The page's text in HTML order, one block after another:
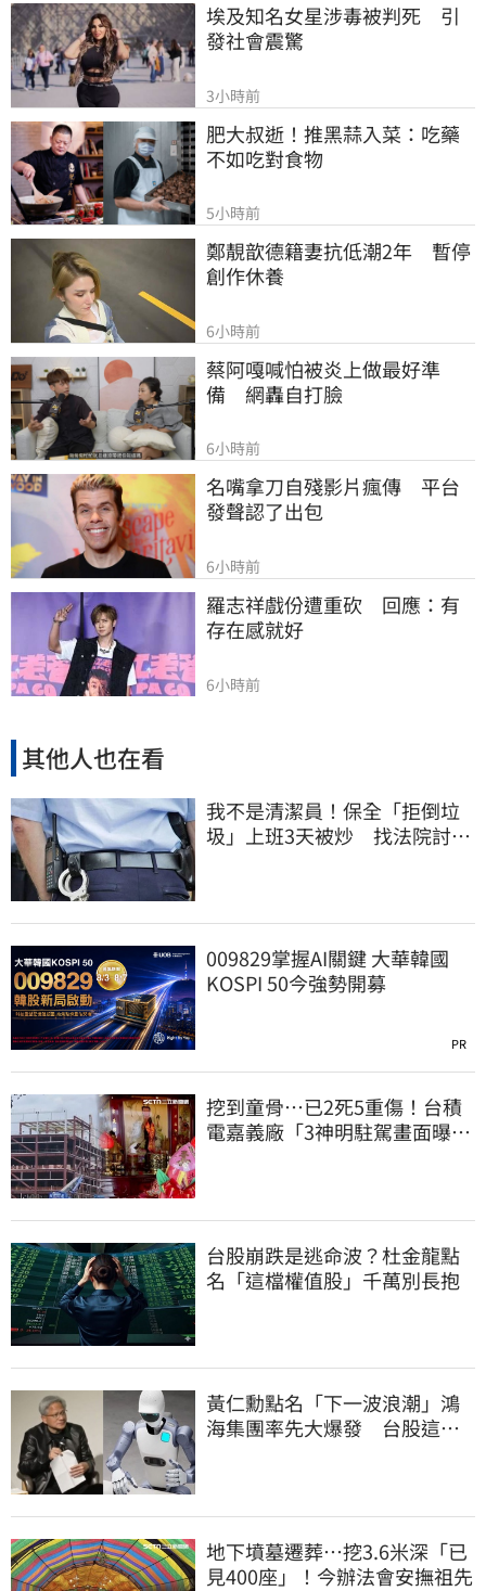
埃及知名女星涉毒被判死　引
發社會震驚
3小時前
肥大叔逝！推黑蒜入菜：吃藥
不如吃對食物
5小時前
鄭靚歆德籍妻抗低潮2年　暫停
創作休養
6小時前
蔡阿嘎喊怕被炎上做最好準
備　網轟自打臉
6小時前
名嘴拿刀自殘影片瘋傳　平台
發聲認了出包
6小時前
羅志祥戲份遭重砍　回應：有
存在感就好
6小時前
其他人也在看
我不是清潔員！保全「拒倒垃
圾」上班3天被炒 找法院討公
009829掌握AI關鍵 大華韓國
KOSPI 50今強勢開募
PR
挖到童骨…已2死5重傷！台積
電嘉義廠「3神明駐駕畫面曝
台股崩跌是逃命波？杜金龍點
名「這檔權值股」千萬別長抱
黃仁勳點名「下一波浪潮」鴻
海集團率先大爆發 台股這族
地下墳墓遷葬…挖3.6米深「已
見400座」！今辦法會安撫祖先